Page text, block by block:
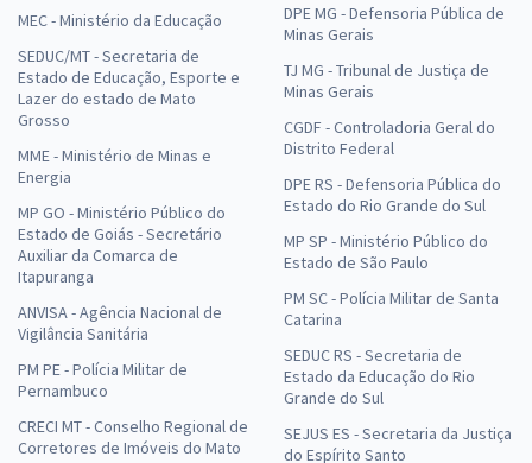
MEC - Ministério da Educação
SEDUC/MT - Secretaria de
Estado de Educação, Esporte e
Lazer do estado de Mato
Grosso
MME - Ministério de Minas e
Energia
MP GO - Ministério Público do
Estado de Goiás - Secretário
Auxiliar da Comarca de
Itapuranga
ANVISA - Agência Nacional de
Vigilância Sanitária
PM PE - Polícia Militar de
Pernambuco
CRECI MT - Conselho Regional de
Corretores de Imóveis do Mato
DPE MG - Defensoria Pública de
Minas Gerais
TJ MG - Tribunal de Justiça de
Minas Gerais
CGDF - Controladoria Geral do
Distrito Federal
DPE RS - Defensoria Pública do
Estado do Rio Grande do Sul
MP SP - Ministério Público do
Estado de São Paulo
PM SC - Polícia Militar de Santa
Catarina
SEDUC RS - Secretaria de
Estado da Educação do Rio
Grande do Sul
SEJUS ES - Secretaria da Justiça
do Espírito Santo